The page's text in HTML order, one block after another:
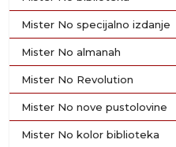
Mister No specijalno izdanje
Mister No almanah
Mister No Revolution
Mister No nove pustolovine
Mister No kolor biblioteka